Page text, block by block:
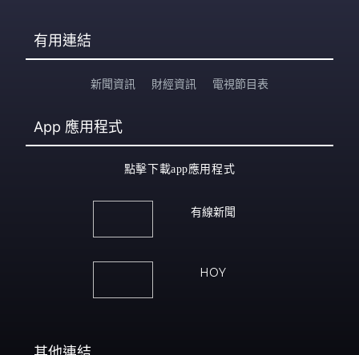
有用連結
新聞資訊 財經資訊 電視節目表
App 應用程式
點擊下載app應用程式
有線新聞
HOY